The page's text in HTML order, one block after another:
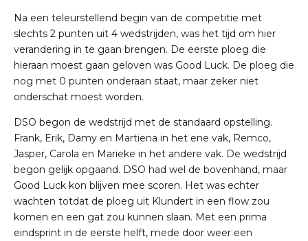
Na een teleurstellend begin van de competitie met
slechts 2 punten uit 4 wedstrijden, was het tijd om hier
verandering in te gaan brengen. De eerste ploeg die
hieraan moest gaan geloven was Good Luck. De ploeg die
nog met 0 punten onderaan staat, maar zeker niet
onderschat moest worden.
DSO begon de wedstrijd met de standaard opstelling.
Frank, Erik, Damy en Martiena in het ene vak, Remco,
Jasper, Carola en Marieke in het andere vak. De wedstrijd
begon gelijk opgaand. DSO had wel de bovenhand, maar
Good Luck kon blijven mee scoren. Het was echter
wachten totdat de ploeg uit Klundert in een flow zou
komen en een gat zou kunnen slaan. Met een prima
eindsprint in de eerste helft, mede door weer een